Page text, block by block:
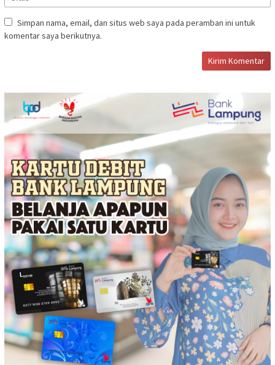
Simpan nama, email, dan situs web saya pada peramban ini untuk
komentar saya berikutnya.